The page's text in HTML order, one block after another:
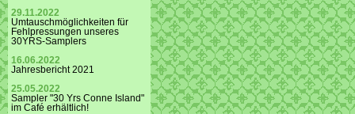
29.11.2022
Umtauschmöglichkeiten für
Fehlpressungen unseres
30YRS-Samplers
16.06.2022
Jahresbericht 2021
25.05.2022
Sampler "30 Yrs Conne Island"
im Café erhältlich!